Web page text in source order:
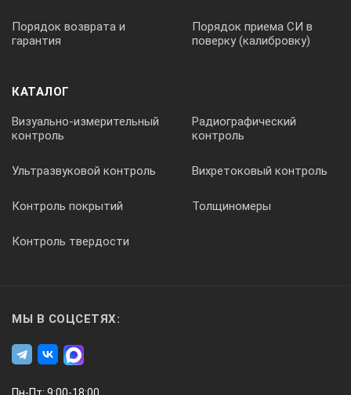
Порядок возврата и
гарантия
Порядок приема СИ в
поверку (калибровку)
КАТАЛОГ
Визуально-измерительный
контроль
Радиографический
контроль
Ультразвуковой контроль Вихретоковый контроль
Контроль покрытий Толщиномеры
Контроль твердости
МЫ В СОЦСЕТЯХ: